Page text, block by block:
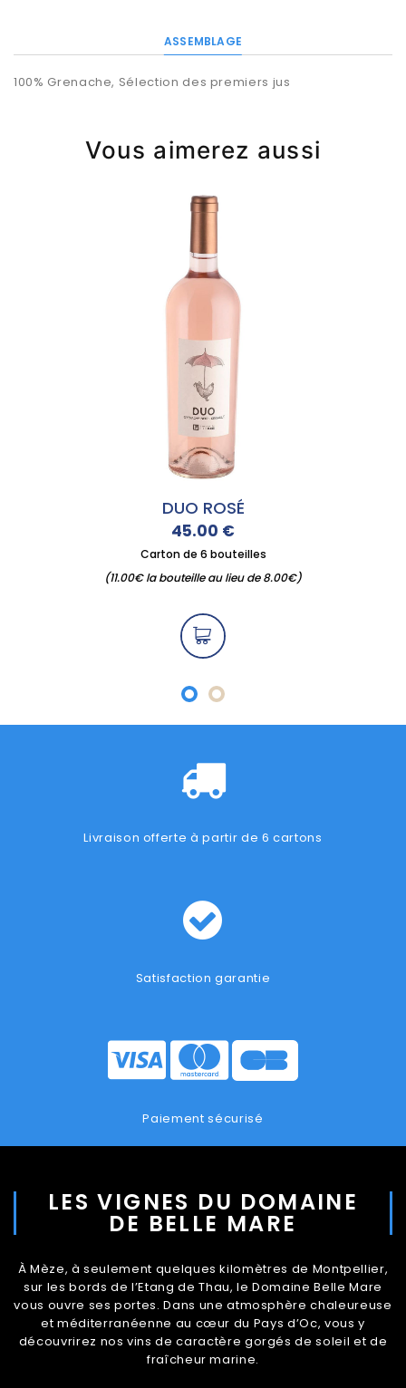
ASSEMBLAGE
100% Grenache, Sélection des premiers jus
Vous aimerez aussi
(11.00€ la bouteille au
Livraison offerte à partir de 6 cartons
Satisfaction garantie
Paiement sécurisé
LES VIGNES DU DOMAINE
DE BELLE MARE
À Mèze, à seulement quelques kilomètres de Montpellier,
sur les bords de l’Etang de Thau, le Domaine Belle Mare
vous ouvre ses portes. Dans une atmosphère chaleureuse
et méditerranéenne au cœur du Pays d’Oc, vous y
découvrirez nos vins de caractère gorgés de soleil et de
fraîcheur marine.